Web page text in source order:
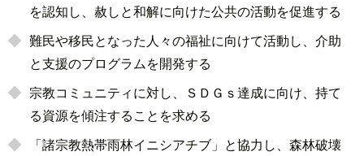
を認知し、赦しと和解に向けた公共の活動を促進する
難民や移民となった人々の福祉に向けて活動し、介助
と支援のプログラムを開発する
宗教コミュニティに対し、ＳＤＧｓ達成に向け、持て
る資源を傾注することを求める
「諸宗教熱帯雨林イニシアチブ」と協力し、森林破壊